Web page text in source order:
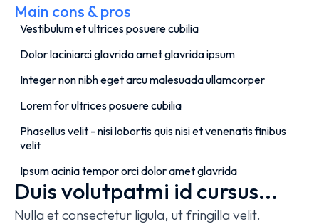
Main cons & pros
Vestibulum et ultrices posuere cubilia
Dolor laciniarci glavrida amet glavrida ipsum
Integer non nibh eget arcu malesuada ullamcorper
Lorem for ultrices posuere cubilia
Phasellus velit - nisi lobortis quis nisi et venenatis finibus
velit
Ipsum acinia tempor orci dolor amet glavrida
Duis volutpatmi id cursus...
Nulla et consectetur ligula, ut fringilla velit.